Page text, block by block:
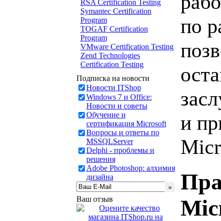
RSA Certification Testing
Symantec Certification
Program
TOGAF Certification
Program
VMware Certification Testing
Zend Technologies
Certification Testing
Подписка на новости
Новости ITShop
Windows 7 и Office:
Новости и советы
Обучение и
сертификация Microsoft
Вопросы и ответы по
MSSQLServer
Delphi - проблемы и
решения
Adobe Photoshop: алхимия
дизайна
Ваш отзыв
по
и